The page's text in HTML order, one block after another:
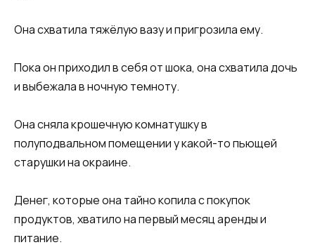
Она схватила тяжёлую вазу и пригрозила ему.
Пока он приходил в себя от шока, она схватила дочь
и выбежала в ночную темноту.
Она сняла крошечную комнатушку в
полуподвальном помещении у какой-то пьющей
старушки на окраине.
Денег, которые она тайно копила с покупок
продуктов, хватило на первый месяц аренды и
питание.